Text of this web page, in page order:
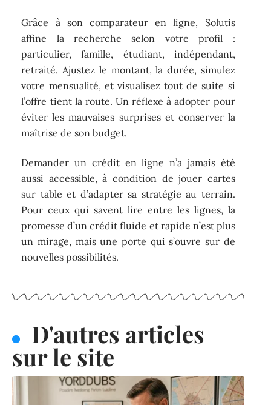
Grâce à son comparateur en ligne, Solutis
affine la recherche selon votre profil :
particulier, famille, étudiant, indépendant,
retraité. Ajustez le montant, la durée, simulez
votre mensualité, et visualisez tout de suite si
l’offre tient la route. Un réflexe à adopter pour
éviter les mauvaises surprises et conserver la
maîtrise de son budget.
Demander un crédit en ligne n’a jamais été
aussi accessible, à condition de jouer cartes
sur table et d’adapter sa stratégie au terrain.
Pour ceux qui savent lire entre les lignes, la
promesse d’un crédit fluide et rapide n’est plus
un mirage, mais une porte qui s’ouvre sur de
nouvelles possibilités.
D'autres articles
sur le site